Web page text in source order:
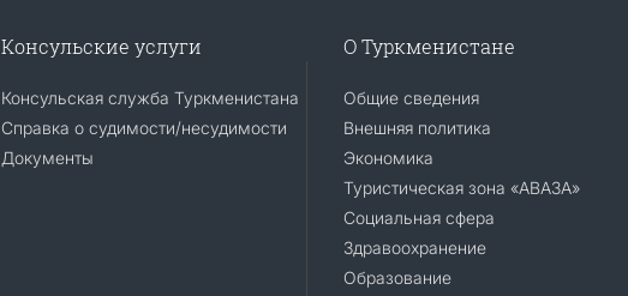
Консульские услуги
Консульская служба Туркменистана
Справка о судимости/несудимости
Документы
О Туркменистане
Общие сведения
Внешняя политика
Экономика
Туристическая зона «АВАЗА»
Социальная сфера
Здравоохранение
Образование